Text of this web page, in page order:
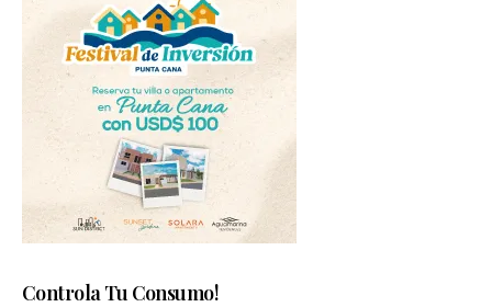
Controla Tu Consumo!